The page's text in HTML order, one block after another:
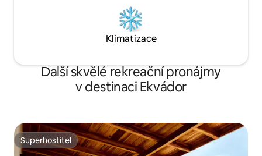
Klimatizace
Další skvělé rekreační pronájmy
v destinaci Ekvádor
Superhostitel
Superhostitel